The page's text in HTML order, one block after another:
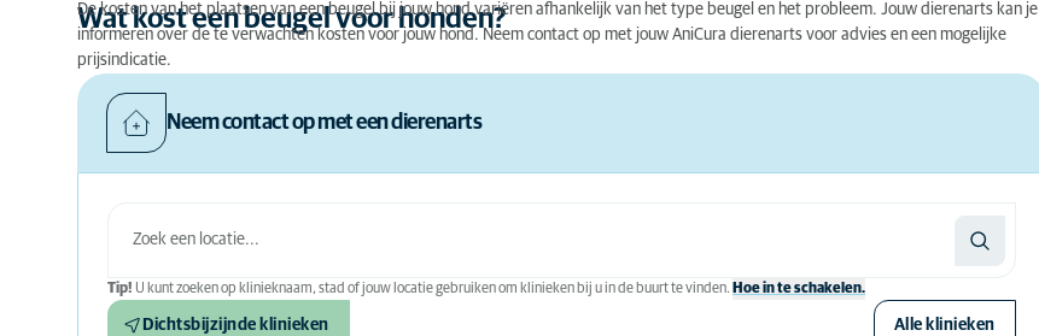
Wat kost een beugel voor honden?
De kosten van het plaatsen van een beugel bij jouw hond variëren afhankelijk van het type beugel en het probleem. Jouw dierenarts kan je
informeren over de te verwachten kosten voor jouw hond. Neem contact op met jouw AniCura dierenarts voor advies en een mogelijke
prijsindicatie.
Neem contact op met een dierenarts
Tip! U kunt zoeken op klinieknaam, stad of jouw locatie gebruiken om klinieken bij u in de buurt te vinden. Hoe in te schakelen.
Dichtsbijzijnde klinieken Alle klinieken